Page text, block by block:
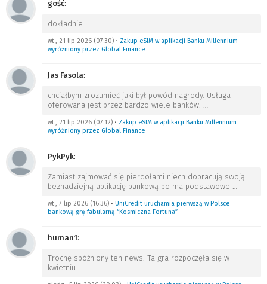
gość:
dokładnie
wt., 21 lip 2026 (07:30) • Zakup eSIM w aplikacji Banku Millennium
wyróżniony przez Global Finance
Jas Fasola:
chciałbym zrozumieć jaki był powód nagrody. Usługa
oferowana jest przez bardzo wiele banków.
wt., 21 lip 2026 (07:12) • Zakup eSIM w aplikacji Banku Millennium
wyróżniony przez Global Finance
PykPyk:
Zamiast zajmować się pierdołami niech dopracują swoją
beznadziejną aplikację bankową bo ma podstawowe
wt., 7 lip 2026 (16:36) • UniCredit uruchamia pierwszą w Polsce
bankową grę fabularną “Kosmiczna Fortuna”
human1:
Trochę spóźniony ten news. Ta gra rozpoczęła się w
kwietniu.